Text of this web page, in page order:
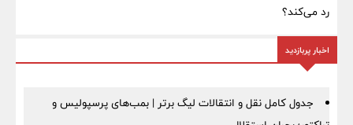
رد می‌کند؟
اخبار پربازدید
جدول کامل نقل و انتقالات لیگ برتر | بمب‌های پرسپولیس و